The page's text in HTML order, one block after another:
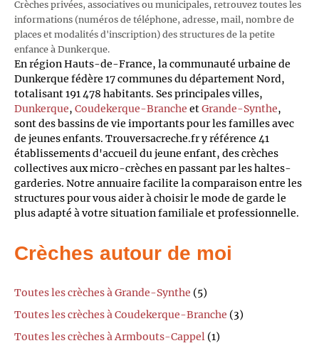
Crèches privées, associatives ou municipales, retrouvez toutes les
informations (numéros de téléphone, adresse, mail, nombre de
places et modalités d'inscription) des structures de la petite
enfance à Dunkerque.
En région Hauts-de-France, la communauté urbaine de
Dunkerque fédère 17 communes du département Nord,
totalisant 191 478 habitants. Ses principales villes,
Dunkerque, Coudekerque-Branche etGrande-Synthe,
sont des bassins de vie importants pour les familles avec
de jeunes enfants. Trouversacreche.fr y référence 41
établissements d'accueil du jeune enfant, des crèches
collectives aux micro-crèches en passant par les haltes-
garderies. Notre annuaire facilite la comparaison entre les
structures pour vous aider à choisir le mode de garde le
plus adapté à votre situation familiale et professionnelle.
Crèches autour de moi
Toutes les crèches à Grande-Synthe (5)
Toutes les crèches à Coudekerque-Branche (3)
Toutes les crèches à Armbouts-Cappel (1)